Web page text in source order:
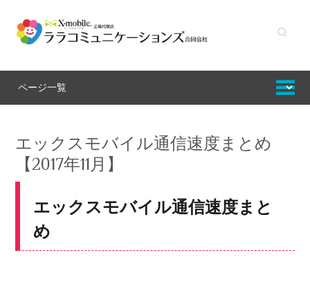
キーワ
てくだ
さい
エックスモバイル通信速度まとめ
【2017年11月】
エックスモバイル通信速度まと
め